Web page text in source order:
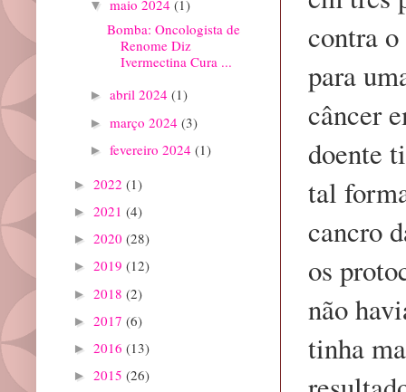
contra
para
câncer
doente
tal
cancro
os
não
tinha
▼ maio 2024 (1)
Bomba: Oncologista de
Renome Diz
Ivermectina Cura ...
► abril 2024 (1)
► março 2024 (3)
► fevereiro 2024 (1)
► 2022 (1)
► 2021 (4)
► 2020 (28)
► 2019 (12)
► 2018 (2)
► 2017 (6)
► 2016 (13)
► 2015 (26)